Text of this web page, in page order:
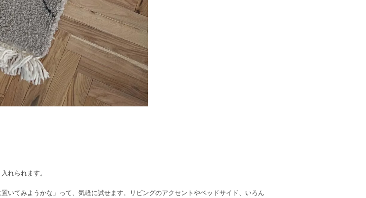
れられます。
いてみようかな」って、気軽に試せます。リビングのアクセントやベッドサイド、いろん